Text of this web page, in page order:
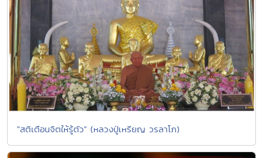
"สติเตือนจิตให้รู้ตัว" (หลวงปู่เหรียญ วรลาโภ)